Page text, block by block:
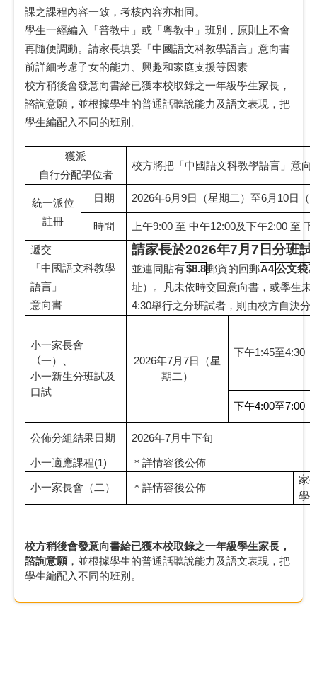
課之課程內容一致，考核內容亦相同。
學生一經編入「普教中」或「粵教中」班別，原則上不會
再隨便調動。請家長填妥「中國語文科教學語言」意向書
前詳細考慮子女的能力、興趣和家庭支援等因素
校方稍後會發意向書給已獲本校取錄之一年級學生家長，
諮詢意願，並根據學生的普通話聽說能力及語文表現，把
學生編配入不同的班別。
獲派
自行分配學位者
校方將把「中國語文科教學語言」意向
統一派位
註冊
日期 2026年6月9日（星期二）至6月 10日（
時間 上午9:00至 中午12:00及下午2:00至 下
遞交
「中國語文科教學
語言 」
意向書
請家長於2026年7月7 日分班
並連同貼有$8.8郵資的回郵A4公文袋
址）。凡未依時交回意向書，或學生未
4:30舉行之分班試者，則由校方自決分
小一家長會
（一）、
小一新生分班試及
口試
2026年7月7日（星
期二）
下午1:45至4:30
下午4:00至7:00
公佈分組結果日期 2026年7月中下旬
小一適應課程(1) ＊詳情容後公佈
小一家長會（二） ＊詳情容後公佈
家
學
校方稍後會發意向書給已獲本校取錄之一年級學生家長，
諮詢意願 ，並根據學生的普通話聽說能力及語文表現，把
學生編配入不同的班別。